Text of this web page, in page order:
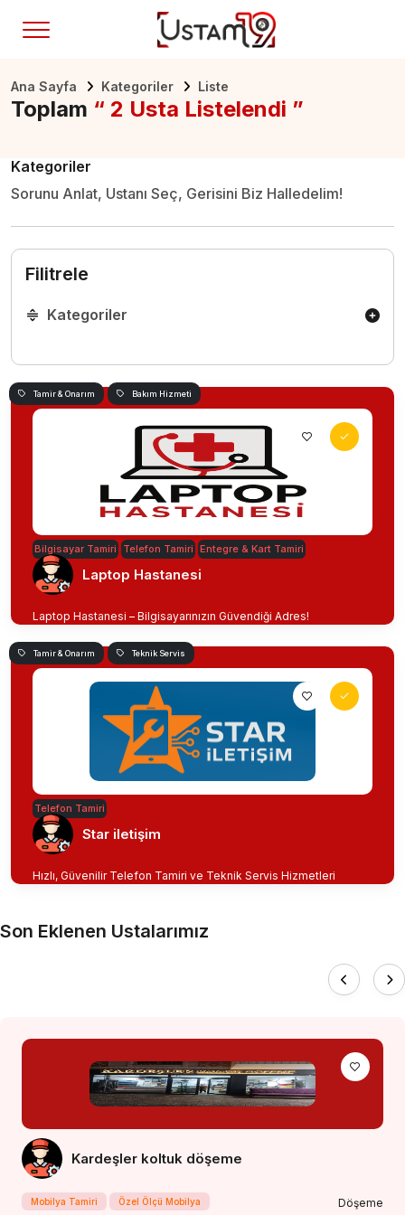
Ana Sayfa Kategoriler Liste
Toplam “ 2 Usta Listelendi ”
Kategoriler
Sorunu Anlat, Ustanı Seç, Gerisini Biz Halledelim!
Filitrele
Kategoriler
Tamir & Onarım Bakım Hizmeti
Bilgisayar Tamiri Telefon Tamiri Entegre & Kart Tamiri
Laptop Hastanesi
Laptop Hastanesi – Bilgisayarınızın Güvendiği Adres!
Tamir & Onarım Teknik Servis
Telefon Tamiri
Star iletişim
Hızlı, Güvenilir Telefon Tamiri ve Teknik Servis Hizmetleri
Son Eklenen Ustalarımız
Kardeşler koltuk döşeme
Mobilya Tamiri Özel Ölçü Mobilya Döşeme